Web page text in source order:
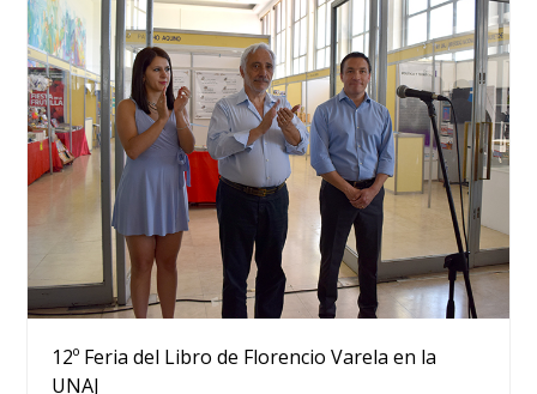
12º Feria del Libro de Florencio Varela en la
UNAJ